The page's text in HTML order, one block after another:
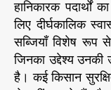
हानिकारक पदार्थों
लिए दीर्घकालिक
सब्जियाँ विशेष रूप
जिनका उद्देश्य
है। कई किसान